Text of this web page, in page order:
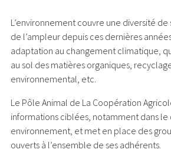
L’environnement couvre une diversité
de l’ampleur depuis ces dernières
adaptation au changement climatique,
au sol des matières organiques,
environnemental, etc.
Le Pôle Animal de La Coopération
informations ciblées, notamment dans
environnement, et met en place des
ouverts à l’ensemble de ses adhérents.